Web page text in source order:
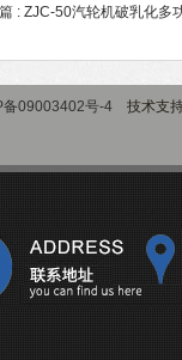
: ZJC-50汽轮机破乳化多
备09003402号-4 技术支